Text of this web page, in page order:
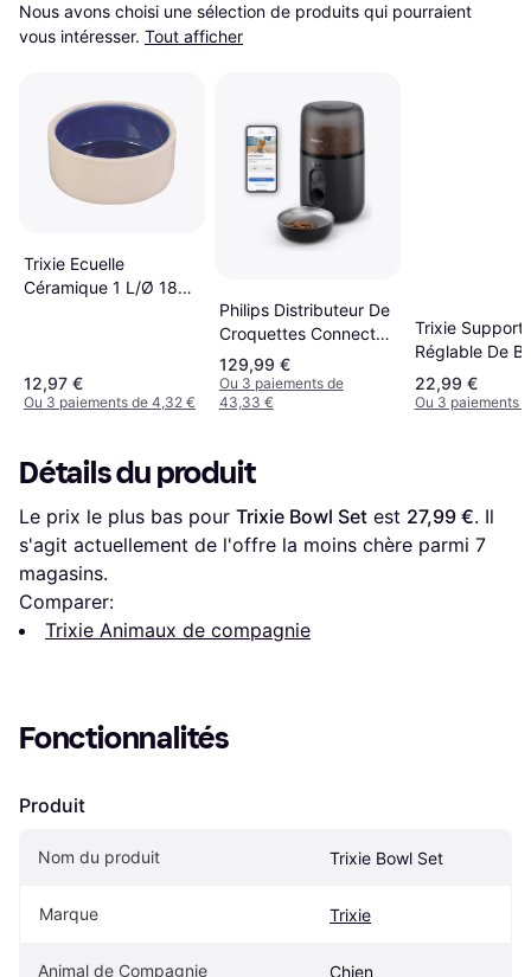
Nous avons choisi une sélection de produits qui pourraient
vous intéresser. Tout afficher
Trixie Ecuelle
Céramique 1 L/Ø 18
12,97 €
Ou 3 paiements de 4,32 €
Philips Distributeur De
Croquettes Connecté
Avec Caméra 45 L
Gris
129,99 €
Ou 3 paiements de
43,33 €
Trixie Support
Réglable De
Chiens 5.6 L
22,99 €
Ou 3 paiements
Détails du produit
Le prix le plus bas pour Trixie Bowl Set est 27,99 €. Il
s'agit actuellement de l'offre la moins chère parmi 7
magasins.
Comparer:
Trixie Animaux de compagnie
Fonctionnalités
Produit
Nom du produit Trixie Bowl Set
Marque Trixie
Animal de Compagnie Chien